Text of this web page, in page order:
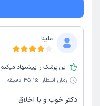
ملینا
این پزشک را پیشنهاد میکنم
زمان انتظار: 15-45 دقیقه
دکتر خوب و با اخلاق